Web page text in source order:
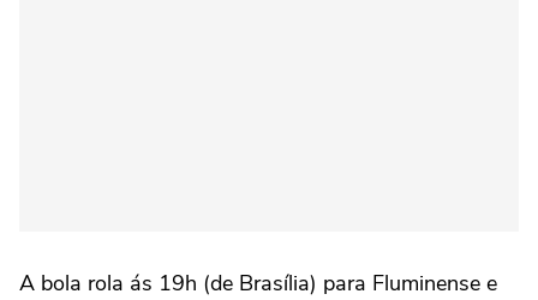
A bola rola ás 19h (de Brasília) para Fluminense e